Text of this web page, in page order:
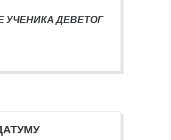
УЧЕНИКА ДЕВЕТОГ